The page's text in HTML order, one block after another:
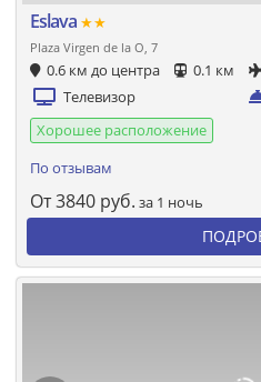
Eslava ★★
Plaza Virgen de la O, 7
0.6 км до центра 0.1 км
Телевизор
Хорошее расположение
По отзывам
От3840 руб. за 1 ночь